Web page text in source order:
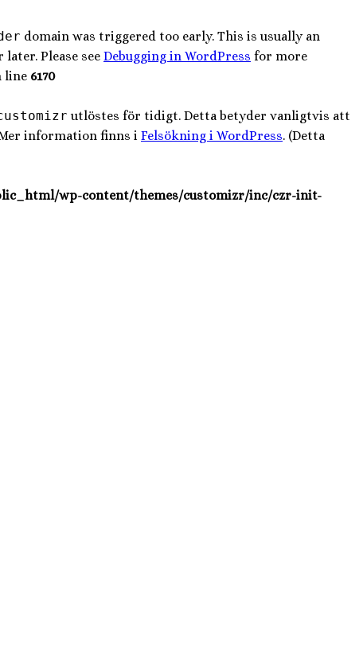
domain was triggered too early. This is usually an
later. Please see Debugging in WordPress for more
line 6170
utlöstes för tidigt. Detta betyder vanligtvis att
information finns i Felsökning i WordPress. (Detta
wp-content/themes/customizr/inc/czr-init-